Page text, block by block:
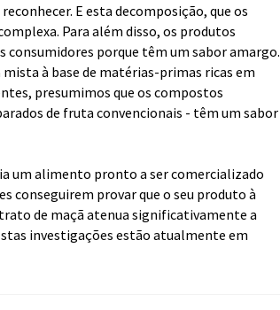
E esta decomposição, que os
Para além disso, os produtos
porque têm um sabor amargo.
à base de matérias-primas ricas em
presumimos que os compostos
de fruta convencionais - têm um sabor
um alimento pronto a ser comercializado
conseguirem provar que o seu produto à
de maçã atenua significativamente a
investigações estão atualmente em